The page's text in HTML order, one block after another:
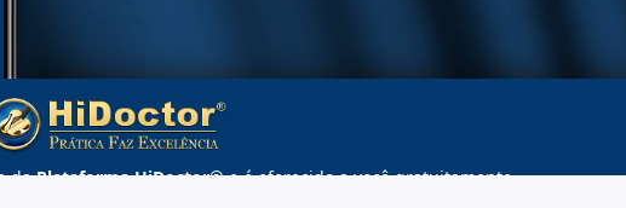
daPlataforma HiDoctor®e é oferecido a você gratuitamente.